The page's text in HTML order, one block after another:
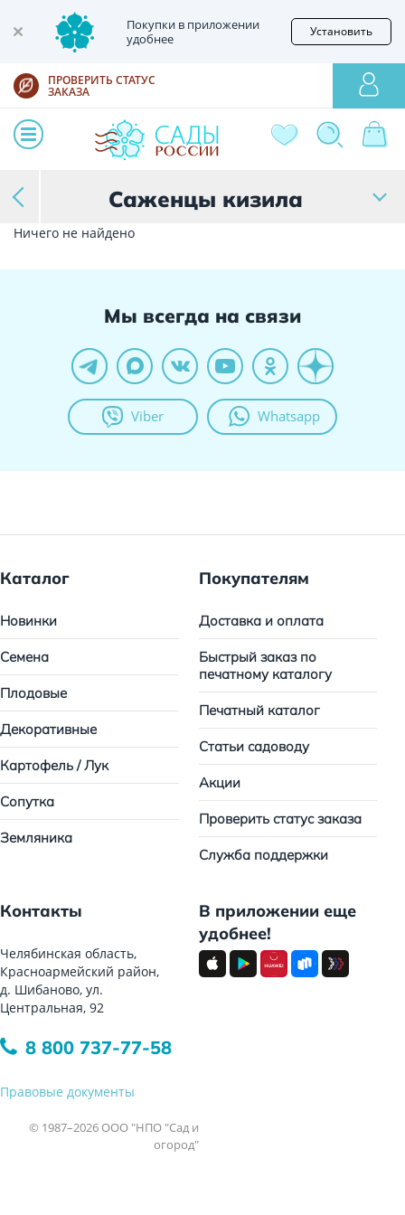
Покупки в приложении
удобнее
Установить
ПРОВЕРИТЬ СТАТУС
ЗАКАЗА
Саженцы кизила
Ничего не найдено
Мы всегда на связи
Viber Whatsapp
Каталог
Новинки
Семена
Плодовые
Декоративные
Картофель / Лук
Сопутка
Земляника
Покупателям
Доставка и оплата
Быстрый заказ по
печатному каталогу
Печатный каталог
Статьи садоводу
Акции
Проверить статус заказа
Служба поддержки
Контакты
Челябинская область,
Красноармейский район,
д. Шибаново, ул.
Центральная, 92
8 800 737-77-58
Правовые документы
© 1987–2026 ООО "НПО "Сад и
огород"
В приложении еще
удобнее!